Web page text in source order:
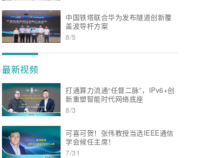
中国铁塔联合华为发布隧道创新覆
盖波导杆方案
8/5
最新视频
打通算力流通“任督二脉”，IPv6+创
新重塑智能时代网络底座
8/3
可喜可贺！张伟教授当选IEEE通信
学会候任主席！
7/31